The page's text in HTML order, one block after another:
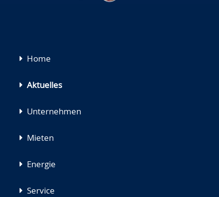
Navigation
Home
Aktuelles
Unternehmen
Mieten
Energie
Service